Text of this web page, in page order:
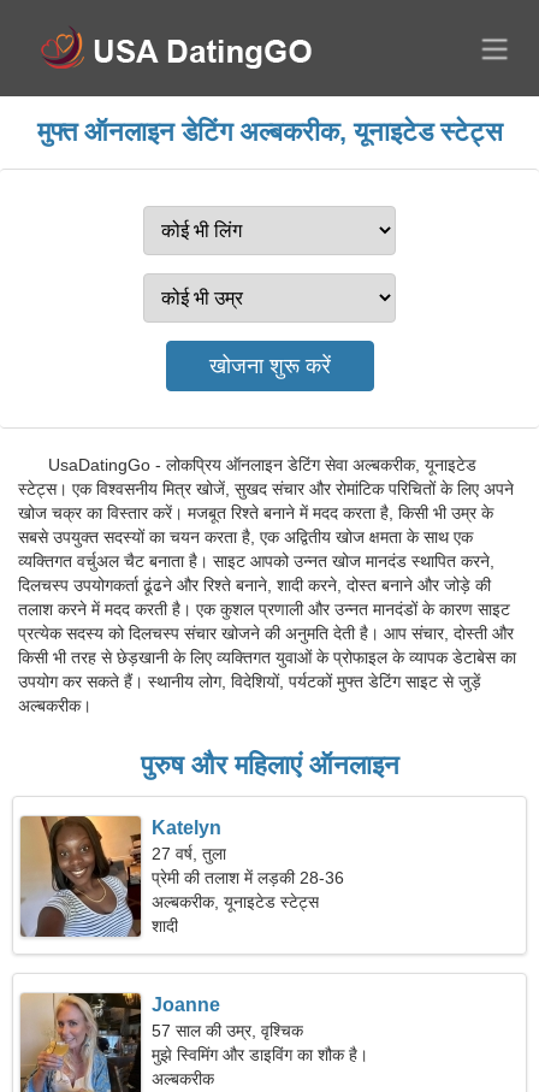
मुफ्त ऑनलाइन डेटिंग अल्बकरीक, यूनाइटेड स्टेट्स
UsaDatingGo - लोकप्रिय ऑनलाइन डेटिंग सेवा अल्बकरीक, यूनाइटेड
स्टेट्स। एक विश्वसनीय मित्र खोजें, सुखद संचार और रोमांटिक परिचितों के लिए अपने
खोज चक्र का विस्तार करें। मजबूत रिश्ते बनाने में मदद करता है, किसी भी उम्र के
सबसे उपयुक्त सदस्यों का चयन करता है, एक अद्वितीय खोज क्षमता के साथ एक
व्यक्तिगत वर्चुअल चैट बनाता है। साइट आपको उन्नत खोज मानदंड स्थापित करने,
दिलचस्प उपयोगकर्ता ढूंढने और रिश्ते बनाने, शादी करने, दोस्त बनाने और जोड़े की
तलाश करने में मदद करती है। एक कुशल प्रणाली और उन्नत मानदंडों के कारण साइट
प्रत्येक सदस्य को दिलचस्प संचार खोजने की अनुमति देती है। आप संचार, दोस्ती और
किसी भी तरह से छेड़खानी के लिए व्यक्तिगत युवाओं के प्रोफाइल के व्यापक डेटाबेस का
उपयोग कर सकते हैं। स्थानीय लोग, विदेशियों, पर्यटकों मुफ्त डेटिंग साइट से जुड़ें
अल्बकरीक।
पुरुष और महिलाएं ऑनलाइन
Katelyn
27 वर्ष, तुला
प्रेमी की तलाश में लड़की 28-36
अल्बकरीक, यूनाइटेड स्टेट्स
शादी
Joanne
57 साल की उम्र, वृश्चिक
मुझे स्विमिंग और डाइविंग का शौक है।
अल्बकरीक